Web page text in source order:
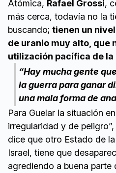
Atómica, Rafael Grossi,
más cerca, todavía no la
buscando; tienen un
de uranio muy alto, que
utilización pacífica de
“Hay mucha gente
la guerra para ganar
una mala forma de
Para Guelar la situación
irregularidad y de
dice que otro Estado de
Israel, tiene que
agrediendo a buena parte